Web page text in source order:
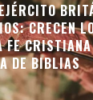
CRECEN
FE
DE BIBLIAS